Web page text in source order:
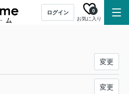
ログイン
お気に入り
0
変更
変更